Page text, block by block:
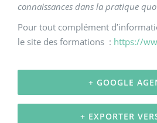
connaissances dans la pratique
Pour tout complément
le site des formations : https://
+ GOOGLE
+ EXPORTER